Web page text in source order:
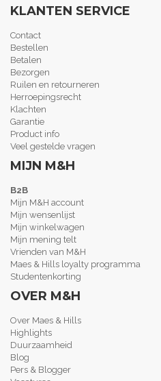
KLANTEN SERVICE
Contact
Bestellen
Betalen
Bezorgen
Ruilen en retourneren
Herroepingsrecht
Klachten
Garantie
Product info
Veel gestelde vragen
MIJN M&H
B2B
Mijn M&H account
Mijn wensenlijst
Mijn winkelwagen
Mijn mening telt
Vrienden van M&H
Maes & Hills loyalty programma
Studentenkorting
OVER M&H
Over Maes & Hills
Highlights
Duurzaamheid
Blog
Pers & Blogger